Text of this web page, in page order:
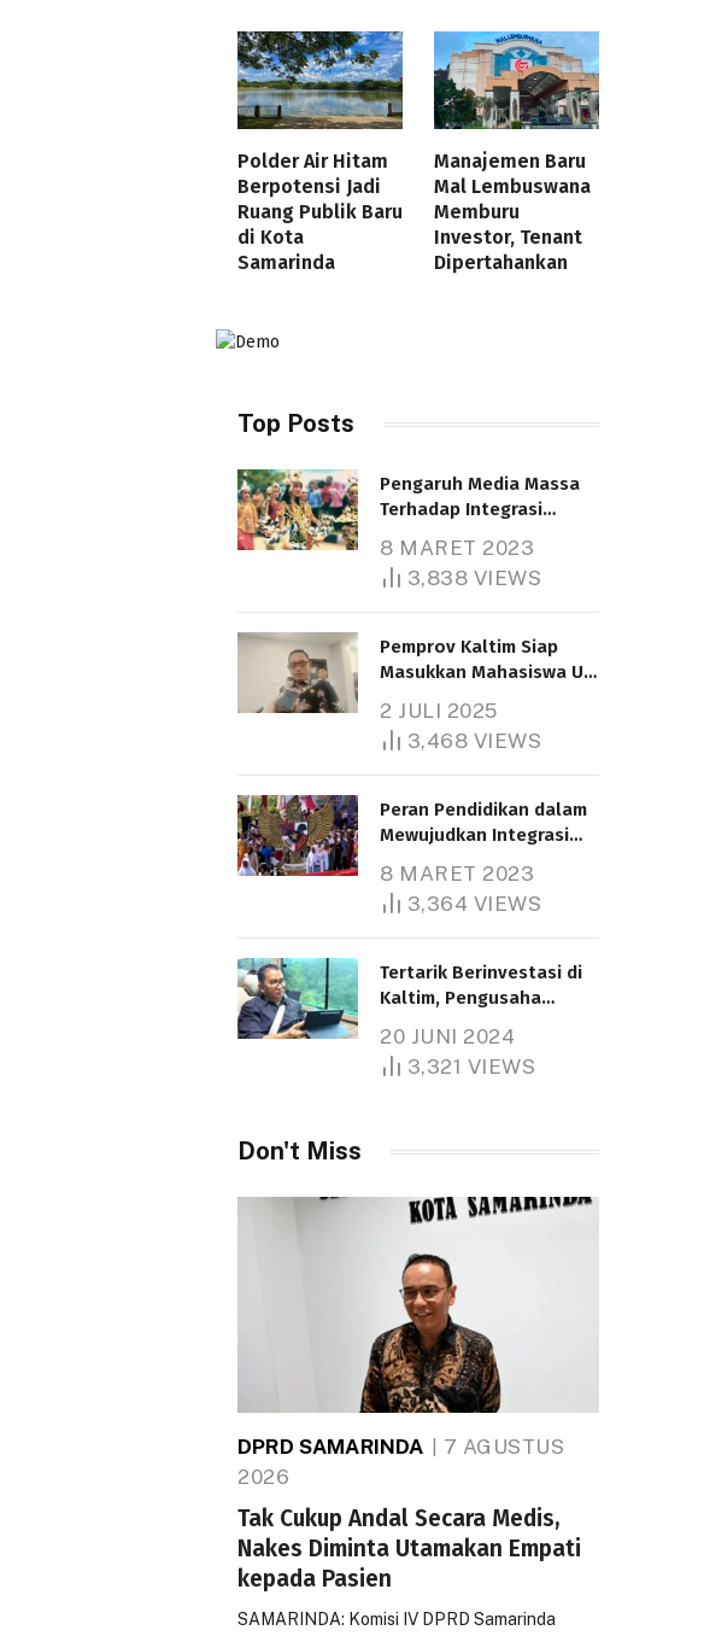
Polder Air Hitam
Berpotensi Jadi
Ruang Publik Baru
di Kota
Samarinda
Manajemen Baru
Mal Lembuswana
Memburu
Investor, Tenant
Dipertahankan
Top Posts
Pengaruh Media Massa
Terhadap Integrasi
8 MARET 2023
3,838 VIEWS
Pemprov Kaltim Siap
Masukkan Mahasiswa UT
Bantuan Pendidikan
Gratispol
2 JULI 2025
3,468 VIEWS
Peran Pendidikan dalam
Mewujudkan Integrasi
8 MARET 2023
3,364 VIEWS
Tertarik Berinvestasi di
Kaltim, Pengusaha
1.000 Hektare
20 JUNI 2024
3,321 VIEWS
Don't Miss
DPRD SAMARINDA
7 AGUSTUS
2026
Tak Cukup Andal Secara Medis,
Nakes Diminta Utamakan Empati
kepada Pasien
SAMARINDA: Komisi IV DPRD Samarinda